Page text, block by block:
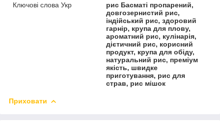
Ключові слова Укр
рис Басматі пропарений,
довгозернистий рис,
індійський рис, здоровий
гарнір, крупа для плову,
ароматний рис, кулінарія,
дієтичний рис, корисний
продукт, крупа для обіду,
натуральний рис, преміум
якість, швидке
приготування, рис для
страв, рис мішок
Приховати